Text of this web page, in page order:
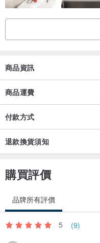
商品資訊
商品運費
付款方式
退款換貨須知
購買評價
品牌所有評價
5 (9)